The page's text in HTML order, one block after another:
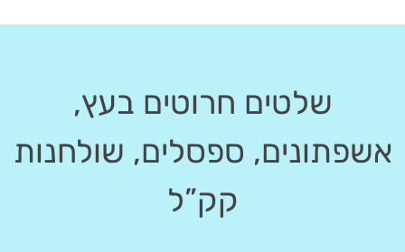
שלטים חרוטים בעץ,
אשפתונים, ספסלים, שולחנות
קק”ל